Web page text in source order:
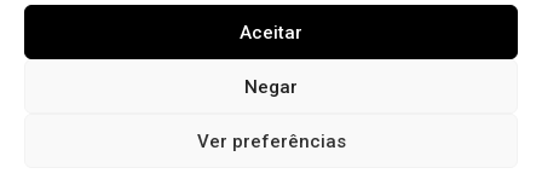
Aceitar
Negar
Ver preferências
Política de Privacidade
® Copyright Cris Assanuma 2024